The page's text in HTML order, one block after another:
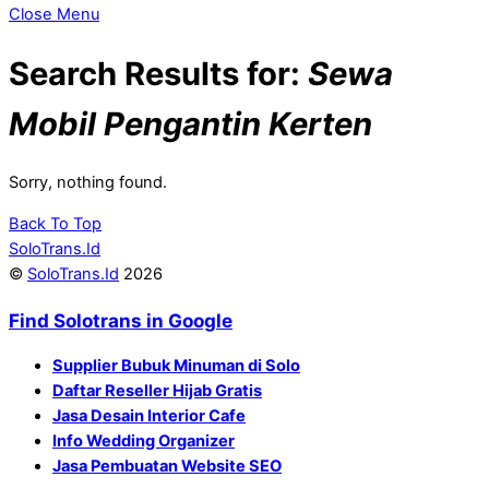
Close Menu
Search Results for: Sewa
Mobil Pengantin Kerten
Sorry, nothing found.
Back To Top
SoloTrans.Id
© SoloTrans.Id 2026
Find Solotrans in Google
Supplier Bubuk Minuman di Solo
Daftar Reseller Hijab Gratis
Jasa Desain Interior Cafe
Info Wedding Organizer
Jasa Pembuatan Website SEO